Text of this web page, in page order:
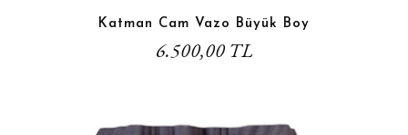
Katman Cam Vazo Büyük Boy
6.500,00 TL